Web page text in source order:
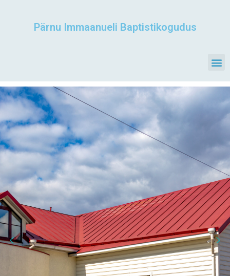
Pärnu Immaanueli Baptistikogudus